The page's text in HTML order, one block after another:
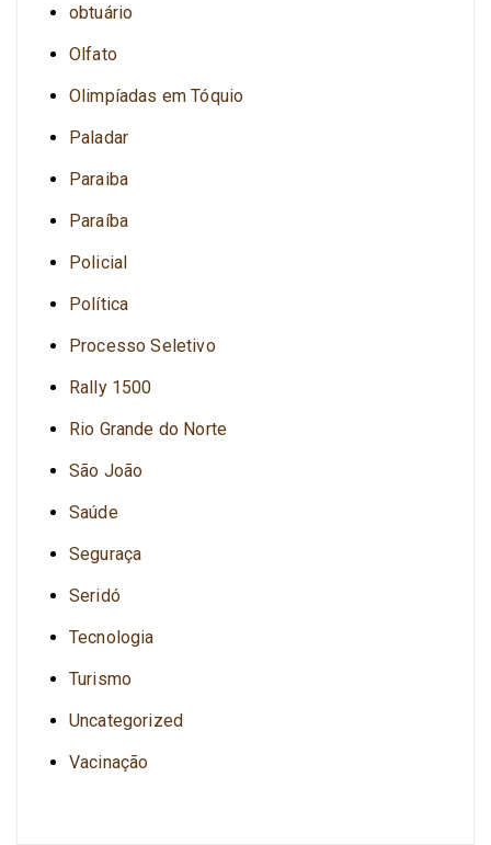
obtuário
Olfato
Olimpíadas em Tóquio
Paladar
Paraiba
Paraíba
Policial
Política
Processo Seletivo
Rally 1500
Rio Grande do Norte
São João
Saúde
Seguraça
Seridó
Tecnologia
Turismo
Uncategorized
Vacinação